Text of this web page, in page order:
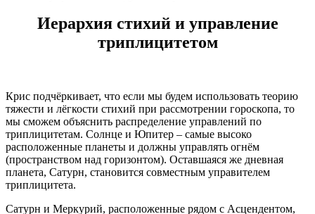
Иерархия стихий и управление
триплицитетом
Крис подчёркивает, что если мы будем использовать теорию
тяжести и лёгкости стихий при рассмотрении гороскопа, то
мы сможем объяснить распределение управлений по
триплицитетам. Солнце и Юпитер – самые высоко
расположенные планеты и должны управлять огнём
(пространством над горизонтом). Оставшаяся же дневная
планета, Сатурн, становится совместным управителем
триплицитета.
Сатурн и Меркурий, расположенные рядом с Асцендентом,